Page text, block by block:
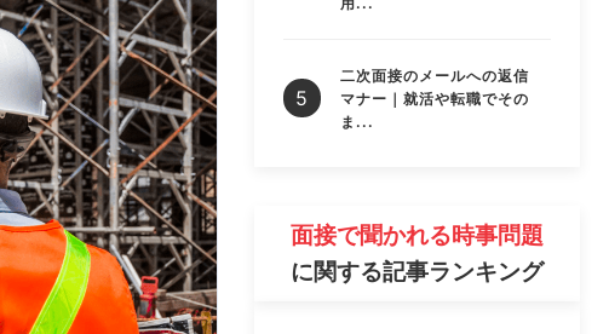
二次面接のメールへの返信
マナー｜就活や転職でその
ま...
面接で聞かれる時事問題
に関する記事ランキング